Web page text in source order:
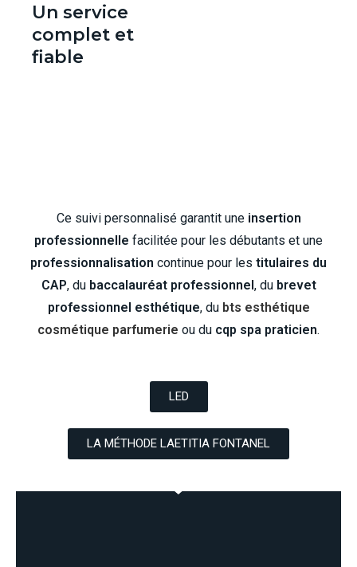
Un service
complet et
fiable
Ce suivi personnalisé garantit une insertion
professionnelle facilitée pour les débutants et une
professionnalisation continue pour les titulaires du
CAP, du baccalauréat professionnel, du brevet
professionnel esthétique, du bts esthétique
cosmétique parfumerie ou du cqp spa praticien.
LED
LA MÉTHODE LAETITIA FONTANEL